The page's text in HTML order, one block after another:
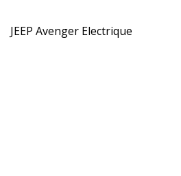
JEEP Avenger Electrique